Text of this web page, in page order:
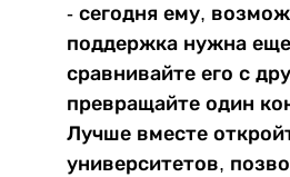
- сегодня ему,
поддержка нужна
сравнивайте его с
превращайте один
Лучше вместе
университетов,